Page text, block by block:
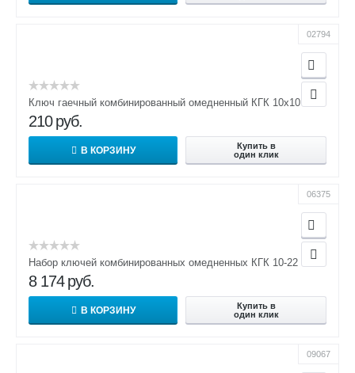
02794
Ключ гаечный комбинированный омедненный КГК 10х10
210 руб.
В КОРЗИНУ
Купить в
один клик
06375
Набор ключей комбинированных омедненных КГК 10-22
8 174 руб.
В КОРЗИНУ
Купить в
один клик
09067